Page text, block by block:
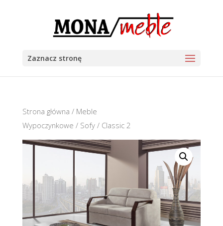
Zaznacz stronę
Strona główna / Meble
Wypoczynkowe / Sofy/ Classic 2